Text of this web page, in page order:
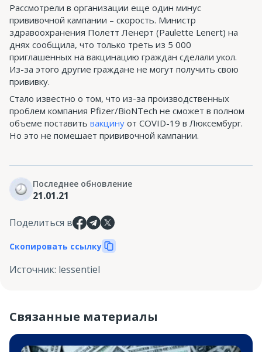
Рассмотрели в организации еще один минус
прививочной кампании – скорость. Министр
здравоохранения Полетт Ленерт (Paulette Lenert) на
днях сообщила, что только треть из 5 000
приглашенных на вакцинацию граждан сделали укол.
Из-за этого другие граждане не могут получить свою
прививку.
Стало известно о том, что из-за производственных
проблем компания Pfizer/BioNTech не сможет в полном
объеме поставить вакцину от COVID-19 в Люксембург.
Но это не помешает прививочной кампании.
Последнее обновление
21.01.21
Поделиться в
Скопировать ссылку
Источник: lessentiel
Связанные материалы